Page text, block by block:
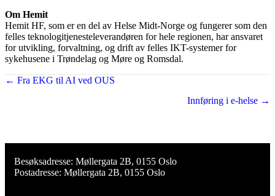
Om Hemit
Hemit HF, som er en del av Helse Midt-Norge og fungerer som den
felles teknologitjenesteleverandøren for hele regionen, har ansvaret
for utvikling, forvaltning, og drift av felles IKT-systemer for
sykehusene i Trøndelag og Møre og Romsdal.
← Fra EKG til AI ved OUS
Innføring i e-helse →
Besøksadresse: Møllergata 2B, 0155 Oslo
Postadresse: Møllergata 2B, 0155 Oslo